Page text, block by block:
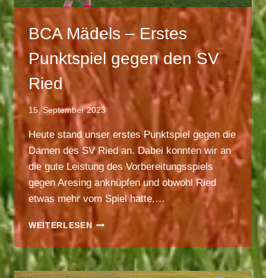
BCA Mädels – Erstes
Punktspiel gegen den SV
Ried
15. September 2023
Heute stand unser erstes Punktspiel gegen die
Damen des SV Ried an. Dabei konnten wir an
die gute Leistung des Vorbereitungsspiels
gegen Aresing anknüpfen und obwohl Ried
etwas mehr vom Spiel hatte,…
WEITERLESENBCA
MÄDELS
–
ERSTES
PUNKTSPIEL